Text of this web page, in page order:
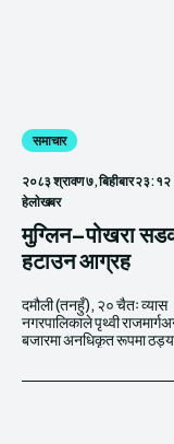
समाचार
२०८३ श्रावण ७, बिहीबार २३:१२
हेलाेखबर
मुग्लिन–पोखरा
हटाउन आग्रह
दमौली (तनहुँ), २० चैतः व्यास
नगरपालिकाले पृथ्वी
बजारमा अनधिकृत रूपमा
संरचना हटाउन आग्रह गरेको छ । केही